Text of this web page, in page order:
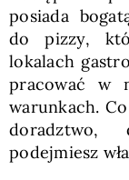
posiada
do pizzy,
lokalach
pracować w
warunkach.
doradztwo,
podejmiesz